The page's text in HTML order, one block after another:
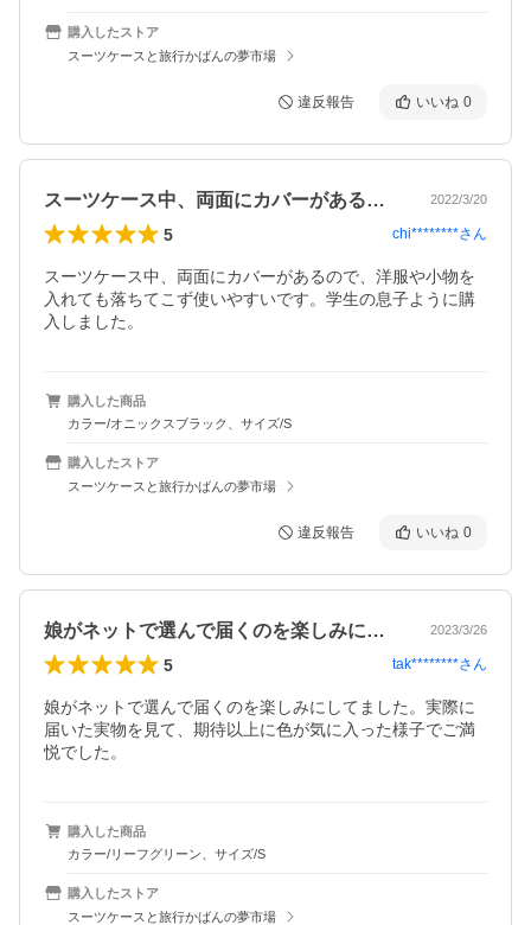
購入したストア
スーツケースと旅行かばんの夢市場
違反報告 いいね 0
スーツケース中、両面にカバーがあるので… 2022/3/20
5 chi********さん
スーツケース中、両面にカバーがあるので、洋服や小物を
入れても落ちてこず使いやすいです。学生の息子ように購
入しました。
購入した商品
カラー/オニックスブラック、サイズ/S
購入したストア
スーツケースと旅行かばんの夢市場
違反報告 いいね 0
娘がネットで選んで届くのを楽しみにして… 2023/3/26
5 tak********さん
娘がネットで選んで届くのを楽しみにしてました。実際に
届いた実物を見て、期待以上に色が気に入った様子でご満
悦でした。
購入した商品
カラー/リーフグリーン、サイズ/S
購入したストア
スーツケースと旅行かばんの夢市場